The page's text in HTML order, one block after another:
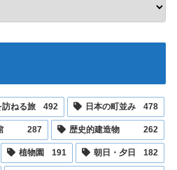
訪ねる旅 492 日本の町並み 478
287 歴史的建造物 262
植物園 191 朝日・夕日 182